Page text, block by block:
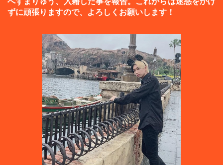
ずに頑張りますので、よろしくお願いします！